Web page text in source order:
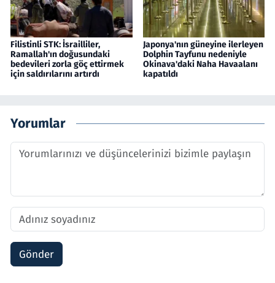
Filistinli STK: İsrailliler,
Ramallah'ın doğusundaki
bedevileri zorla göç ettirmek
için saldırılarını artırdı
Japonya'nın güneyine ilerleyen
Dolphin Tayfunu nedeniyle
Okinava'daki Naha Havaalanı
kapatıldı
Yorumlar
Gönder